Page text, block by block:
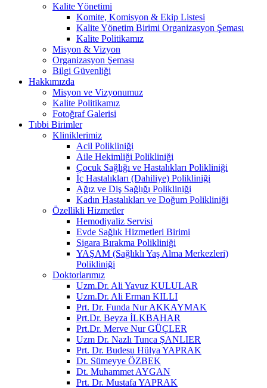
Kalite Yönetimi
Komite, Komisyon & Ekip Listesi
Kalite Yönetim Birimi Organizasyon Şeması
Kalite Politikamız
Misyon & Vizyon
Organizasyon Şeması
Bilgi Güvenliği
Hakkımızda
Misyon ve Vizyonumuz
Kalite Politikamız
Fotoğraf Galerisi
Tıbbi Birimler
Kliniklerimiz
Acil Polikliniği
Aile Hekimliği Polikliniği
Çocuk Sağlığı ve Hastalıkları Polikliniği
İç Hastalıkları (Dahiliye) Polikliniği
Ağız ve Diş Sağlığı Polikliniği
Kadın Hastalıkları ve Doğum Polikliniği
Özellikli Hizmetler
Hemodiyaliz Servisi
Evde Sağlık Hizmetleri Birimi
Sigara Bırakma Polikliniği
YAŞAM (Sağlıklı Yaş Alma Merkezleri)
Polikliniği
Doktorlarımız
Uzm.Dr. Ali Yavuz KULULAR
Uzm.Dr. Ali Erman KILLI
Prt. Dr. Funda Nur AKKAYMAK
Prt.Dr. Beyza İLKBAHAR
Prt.Dr. Merve Nur GÜÇLER
Uzm Dr. Nazlı Tunca ŞANLIER
Prt. Dr. Budesu Hülya YAPRAK
Dt. Sümeyye ÖZBEK
Dt. Muhammet AYGAN
Prt. Dr. Mustafa YAPRAK